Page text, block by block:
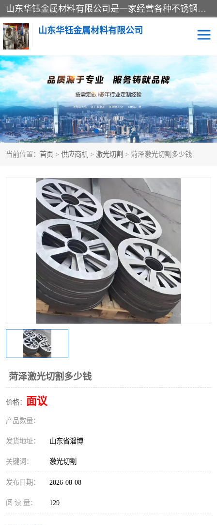
山东华钰金属材料有限公司是一家经营各种不锈钢管材、板材、圆钢、法兰、封头、型材等产品的公司；主营产品有：不锈钢管，激光切割，管件标准件，不锈钢圆钢，不锈钢人孔，不锈钢亮管，不锈钢角钢，不锈钢加工，不锈钢管子，不锈钢工业方管，不锈钢封头，不锈钢法兰，不锈钢阀门，不锈钢槽钢，不锈钢扁钢，不锈钢板等；可为客户制作各种规格的型材及不锈钢配件、非标准件及各种容器具等，能满足客户的不同采购要求。
山东华钰金属材料有限公司
当前位置： 首页 > 供应商机 > 激光切割 > 菏泽激光切割多少钱
菏泽激光切割多少钱
价格： 面议
产品数量：
发货地址： 山东省淄博
关键词： 激光切割
发布日期： 2026-08-08
阅 读 量： 129
不锈钢管 激光切割
管件标准件 不锈钢圆钢
不锈钢人孔 不锈钢亮管
不锈钢角钢 不锈钢加工
不锈钢板 不锈钢工业方管
不锈钢封头 不锈钢法兰
不锈钢阀门 不锈钢槽钢
不锈钢扁钢